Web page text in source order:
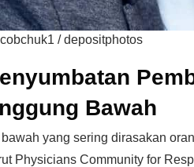
/ depositphotos
Bawah
yang sering dirasakan
Physicians Community for